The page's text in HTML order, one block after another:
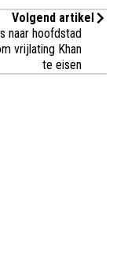
Volgend artikel
naar hoofdstad
vrijlating Khan
te eisen